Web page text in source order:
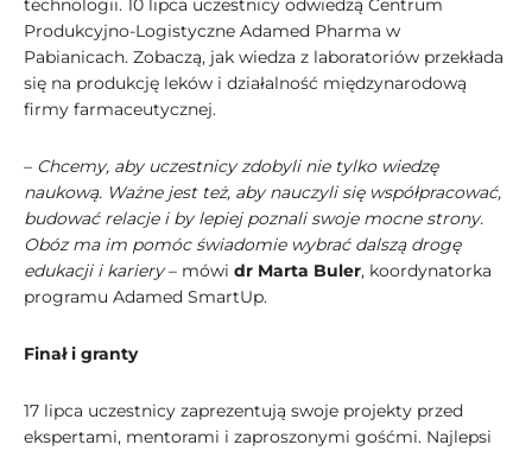
technologii. 10 lipca uczestnicy odwiedzą Centrum
Produkcyjno-Logistyczne Adamed Pharma w
Pabianicach. Zobaczą, jak wiedza z laboratoriów przekłada
się na produkcję leków i działalność międzynarodową
firmy farmaceutycznej.
– Chcemy, aby uczestnicy zdobyli nie tylko wiedzę
naukową. Ważne jest też, aby nauczyli się współpracować,
budować relacje i by lepiej poznali swoje mocne strony.
Obóz ma im pomóc świadomie wybrać dalszą drogę
edukacji i kariery– mówi dr Marta Buler, koordynatorka
programu Adamed SmartUp.
Finał i granty
17 lipca uczestnicy zaprezentują swoje projekty przed
ekspertami, mentorami i zaproszonymi gośćmi. Najlepsi